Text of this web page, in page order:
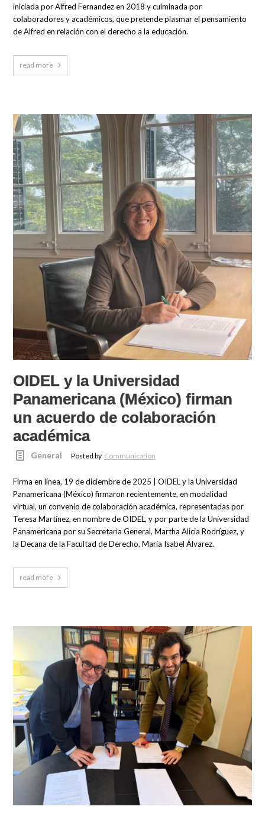
iniciada por Alfred Fernandez en 2018 y culminada por
colaboradores y académicos, que pretende plasmar el pensamiento
de Alfred en relación con el derecho a la educación.
read more
OIDEL y la Universidad
Panamericana (México) firman
un acuerdo de colaboración
académica
General Posted by Communication
Firma en línea, 19 de diciembre de 2025 | OIDEL y la Universidad
Panamericana (México) firmaron recientemente, en modalidad
virtual, un convenio de colaboración académica, representadas por
Teresa Martínez, en nombre de OIDEL, y por parte de la Universidad
Panamericana por su Secretaria General, Martha Alicia Rodríguez, y
la Decana de la Facultad de Derecho, María Isabel Álvarez.
read more